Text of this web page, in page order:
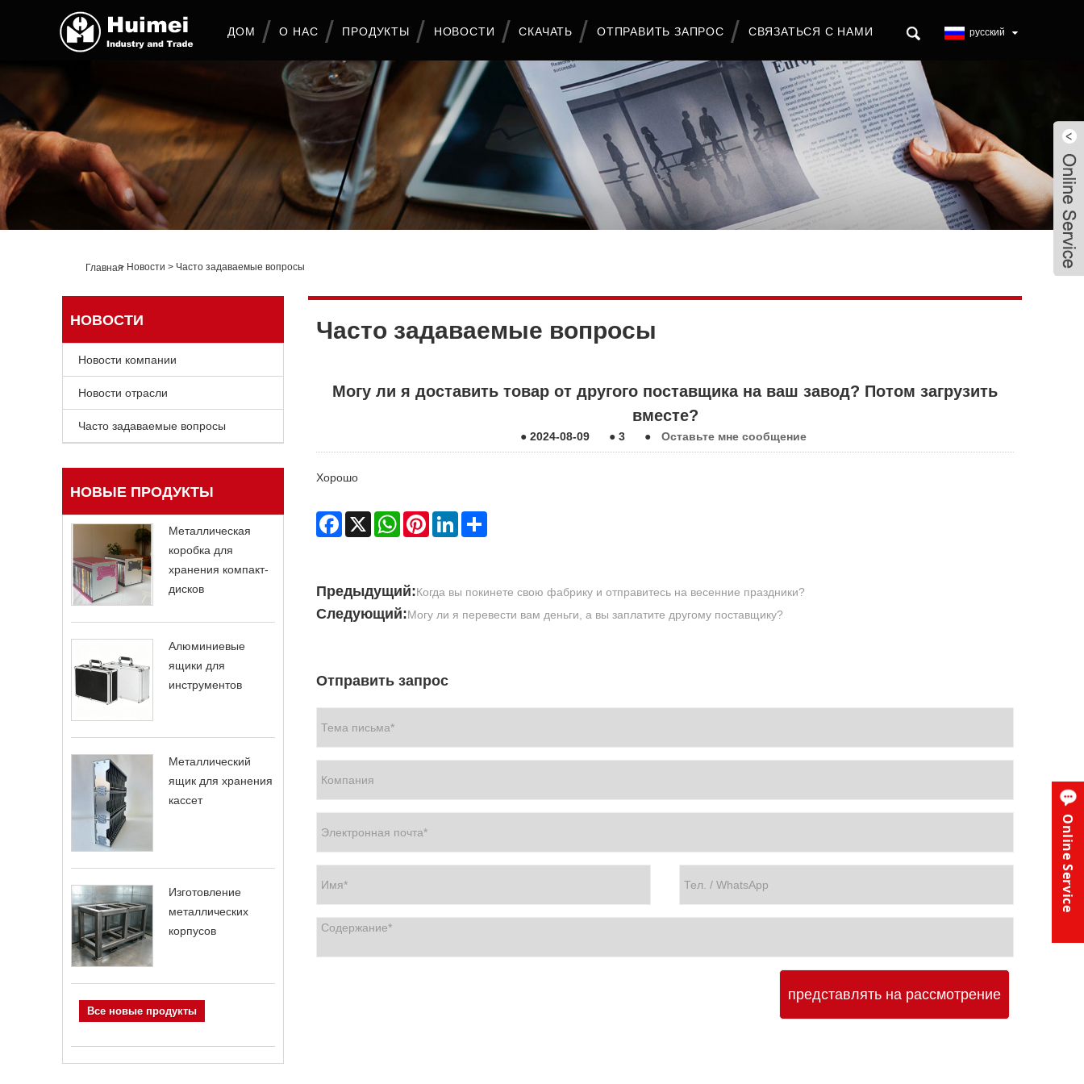
ДОМ О НАС ПРОДУКТЫ НОВОСТИ СКАЧАТЬ ОТПРАВИТЬ ЗАПРОС СВЯЗАТЬСЯ С НАМИ русский
Главная
> Новости > Часто задаваемые вопросы
НОВОСТИ
Новости компании
Новости отрасли
Часто задаваемые вопросы
НОВЫЕ ПРОДУКТЫ
Металлическая
коробка для
хранения компакт-
дисков
Алюминиевые
ящики для
инструментов
Металлический
ящик для хранения
кассет
Изготовление
металлических
корпусов
Все новые продукты
Часто задаваемые вопросы
Могу ли я доставить товар от другого поставщика на ваш завод? Потом загрузить
вместе?
●2024-08-09 ●3 ● Оставьте мне сообщение
Хорошо
Facebook
X WhatsAppPinterestLinkedIn
Предыдущий:Когда вы покинете свою фабрику и отправитесь на весенние праздники?
Следующий:Могу ли я перевести вам деньги, а вы заплатите другому поставщику?
Отправить запрос
представлять на рассмотрение
Online Service